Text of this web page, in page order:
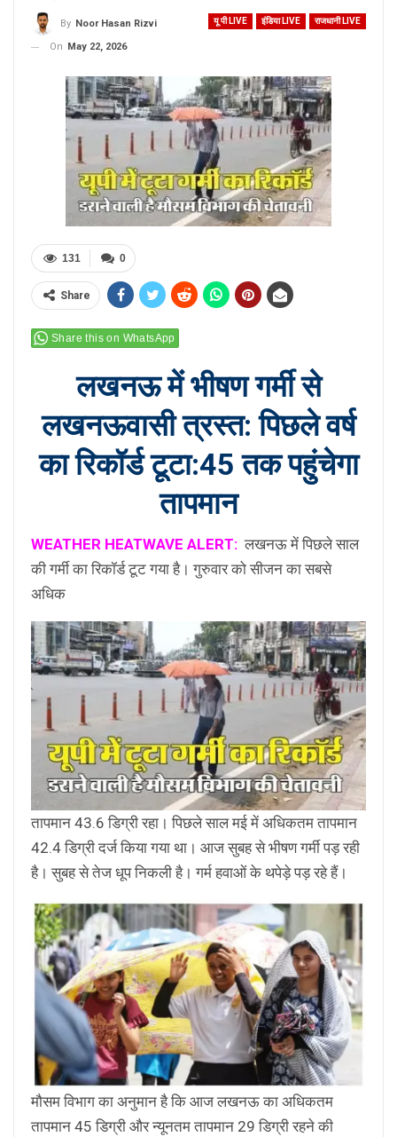
यू पी LIVE इंडिया LIVE राजधानी LIVE
By Noor Hasan Rizvi
On
May 22, 2026
0
131
Share
Share this on WhatsApp
लखनऊ में भीषण गर्मी से
लखनऊवासी त्रस्त: पिछले वर्ष
का रिकॉर्ड टूटा:45 तक पहुंचेगा
तापमान
WEATHER HEATWAVE ALERT:लखनऊ में पिछले साल
की गर्मी का रिकॉर्ड टूट गया है। गुरुवार को सीजन का सबसे
अधिक
तापमान 43.6 डिग्री रहा। पिछले साल मई में अधिकतम तापमान
42.4 डिग्री दर्ज किया गया था। आज सुबह से भीषण गर्मी पड़ रही
है। सुबह से तेज धूप निकली है। गर्म हवाओं के थपेड़े पड़ रहे हैं।
मौसम विभाग का अनुमान है कि आज लखनऊ का अधिकतम
तापमान 45 डिग्री और न्यूनतम तापमान 29 डिग्री रहने की